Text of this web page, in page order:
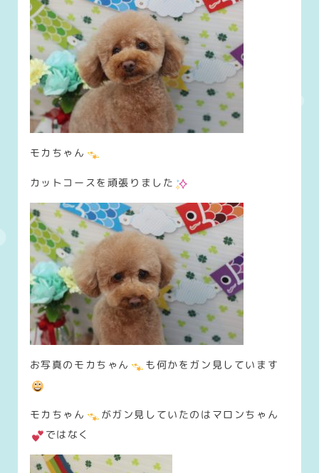
モカちゃん
カットコースを頑張りました
お写真のモカちゃん も何かをガン見しています
モカちゃん
がガン見していたのはマロンちゃん
ではなく